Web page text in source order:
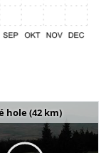
hole (42 km)